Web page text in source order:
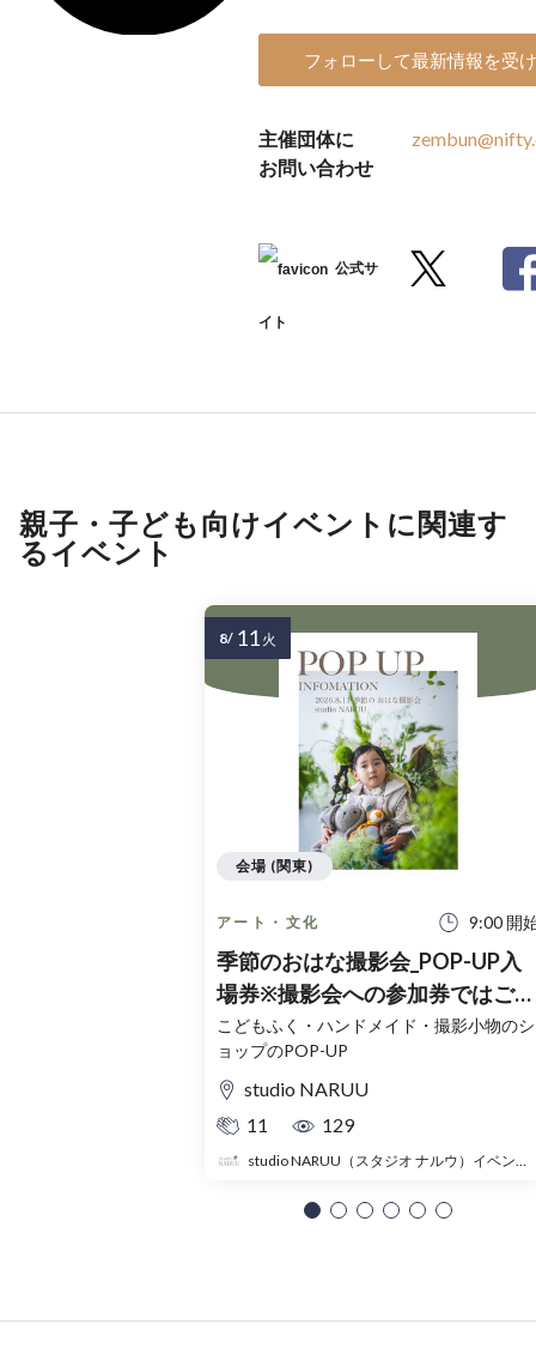
フォローして最新情報を受
主催団体に
お問い合わせ
公式サ
イト
親子・子ども向けイベントに関連す
るイベント
アート・文化 9:00 開
季節のおはな撮影会_POP-UP入
場券※撮影会への参加券ではござ
いません。
こどもふく・ハンドメイド・撮影小物のシ
ョップのPOP-UP
studio NARUU
11
129
studio NARUU（スタジオ ナルウ）イベント事務局
会場 (関東)
8/ 11 火